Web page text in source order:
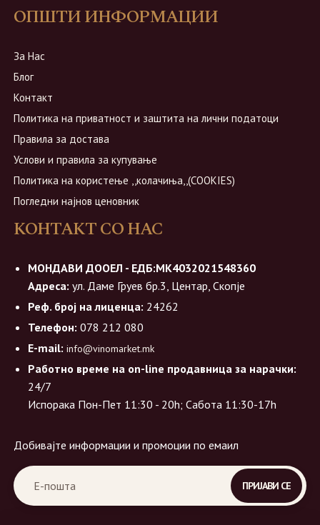
ОПШТИ ИНФОРМАЦИИ
За Нас
Блог
Контакт
Политика на приватност и заштита на лични податоци
Правила за достава
Услови и правила за купување
Политика на користење ,,колачиња,,(COOKIES)
Погледни најнов ценовник
КОНТАКТ СО НАС
МОНДАВИ ДООЕЛ - ЕДБ:МК4032021548360
Адреса: ул. Даме Груев бр.3, Центар, Скопје
Реф. број на лиценца: 24262
Телефон: 078 212 080
E-mail: info@vinomarket.mk
Работно време на on-line продавница за нарачки:
24/7
Испорака Пон-Пет 11:30 - 20h; Сабота 11:30-17h
Добивајте информации и промоции по емаил